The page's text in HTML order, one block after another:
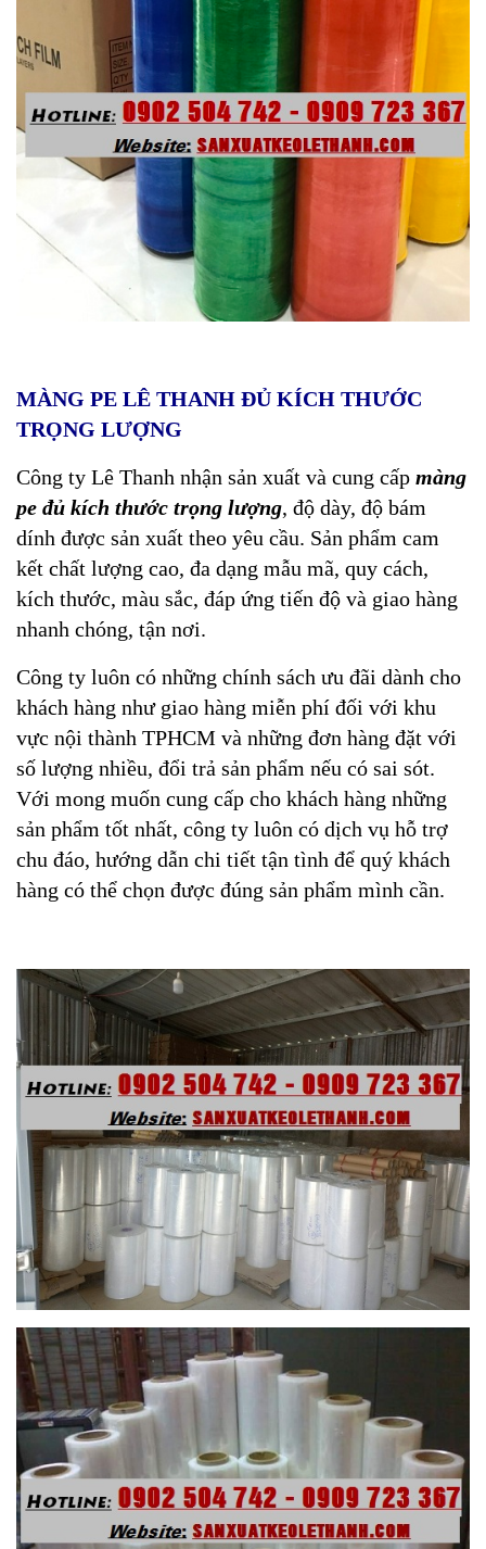
MÀNG PE LÊ THANH ĐỦ KÍCH THƯỚC
TRỌNG LƯỢNG
Công ty Lê Thanh nhận sản xuất và cung cấp màng
pe đủ kích thước trọng lượng, độ dày, độ bám
dính được sản xuất theo yêu cầu. Sản phẩm cam
kết chất lượng cao, đa dạng mẫu mã, quy cách,
kích thước, màu sắc, đáp ứng tiến độ và giao hàng
nhanh chóng, tận nơi.
Công ty luôn có những chính sách ưu đãi dành cho
khách hàng như giao hàng miễn phí đối với khu
vực nội thành TPHCM và những đơn hàng đặt với
số lượng nhiều, đổi trả sản phẩm nếu có sai sót.
Với mong muốn cung cấp cho khách hàng những
sản phẩm tốt nhất, công ty luôn có dịch vụ hỗ trợ
chu đáo, hướng dẫn chi tiết tận tình để quý khách
hàng có thể chọn được đúng sản phẩm mình cần.